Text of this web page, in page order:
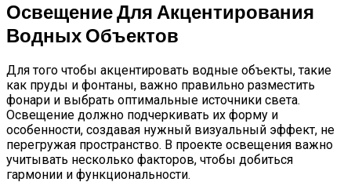
Освещение Для Акцентирования
Водных Объектов
Для того чтобы акцентировать водные объекты, такие
как пруды и фонтаны, важно правильно разместить
фонари и выбрать оптимальные источники света.
Освещение должно подчеркивать их форму и
особенности, создавая нужный визуальный эффект, не
перегружая пространство. В проекте освещения важно
учитывать несколько факторов, чтобы добиться
гармонии и функциональности.